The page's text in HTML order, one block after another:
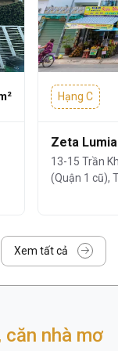
TÒA
đủ, mang
Hạng C
Zeta
13-15 Trần
(Quận 1 cũ),
Xem tất cả
căn nhà mơ